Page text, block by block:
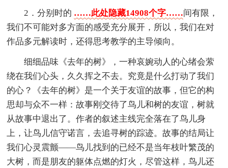
2．分别时的 ……此处隐藏14908个字……间有限，
我们不可能对多方面的感受充分展开，所以，我们在对
作品多元解读时，还得思考教学的主导倾向。
细细品味《去年的树》，一种哀婉动人的心绪会萦
绕在我们心头，久久挥之不去。究竟是什么打动了我们
的心？《去年的树》是一个关于友谊的故事，但它的构
思却与众不一样：故事刚交待了鸟儿和树的友谊，树就
从故事中退出了。作者的叙述主线完全落在了鸟儿身
上，让鸟儿信守诺言，去追寻树的踪迹。故事的结局让
我们心灵震颤——鸟儿找到的已经不是当年枝叶繁茂的
大树，而是朋友的躯体点燃的灯火，尽管这样，鸟儿还